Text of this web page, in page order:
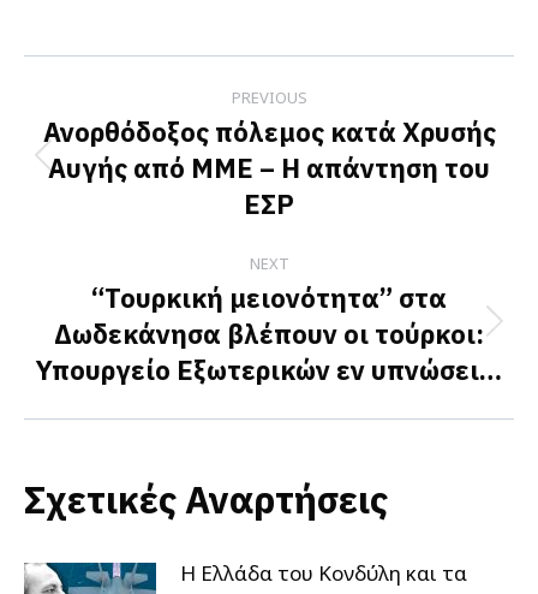
Facebook
X
LinkedIn
navigation
PREVIOUS
Previous
post:
Ανορθόδοξος πόλεμος κατά Χρυσής
Αυγής από ΜΜΕ – Η απάντηση του
ΕΣΡ
NEXT
Next
post:
“Τουρκική μειονότητα” στα
Δωδεκάνησα βλέπουν οι τούρκοι:
Υπουργείο Εξωτερικών εν υπνώσει…
Σχετικές Αναρτήσεις
Η Ελλάδα του Κονδύλη και τα